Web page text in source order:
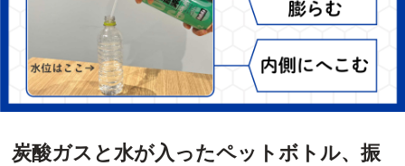
炭酸ガスと水が入ったペットボトル、振